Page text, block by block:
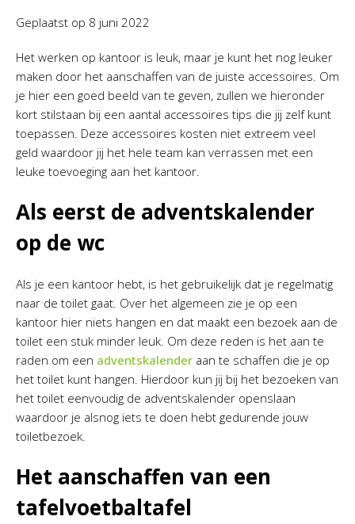
Geplaatst op 8 juni 2022
Het werken op kantoor is leuk, maar je kunt het nog leuker
maken door het aanschaffen van de juiste accessoires. Om
je hier een goed beeld van te geven, zullen we hieronder
kort stilstaan bij een aantal accessoires tips die jij zelf kunt
toepassen. Deze accessoires kosten niet extreem veel
geld waardoor jij het hele team kan verrassen met een
leuke toevoeging aan het kantoor.
Als eerst de adventskalender
op de wc
Als je een kantoor hebt, is het gebruikelijk dat je regelmatig
naar de toilet gaat. Over het algemeen zie je op een
kantoor hier niets hangen en dat maakt een bezoek aan de
toilet een stuk minder leuk. Om deze reden is het aan te
raden om een adventskalender aan te schaffen die je op
het toilet kunt hangen. Hierdoor kun jij bij het bezoeken van
het toilet eenvoudig de adventskalender openslaan
waardoor je alsnog iets te doen hebt gedurende jouw
toiletbezoek.
Het aanschaffen van een
tafelvoetbaltafel